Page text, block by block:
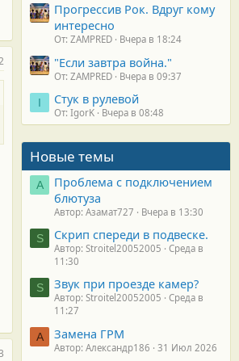
Прогрессив Рок. Вдруг кому
интересно
От: ZAMPRED Вчера в 18:24
"Если завтра война."
От: ZAMPRED Вчера в 09:37
I Стук в рулевой
От: IgorK Вчера в 08:48
Новые темы
А
Проблема с подключением
блютуза
Автор: Азамат727 Вчера в 13:30
S Скрип спереди в подвеске.
Автор: Stroitel20052005
Среда в
11:30
S Звук при проезде камер?
Автор: Stroitel20052005
Среда в
11:27
А Замена ГРМ
Автор: Александр186 31 Июл 2026